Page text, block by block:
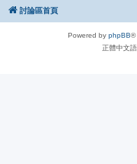
討論區首頁
Powered by phpBB®
正體中文